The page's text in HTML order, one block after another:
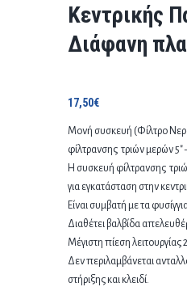
Κεντρικής
Διάφανη
17,50€
Μονή συσκευή (Φίλτρο
φίλτρανσης τριών μερών 5″
Η συσκευή φίλτρανσης
για εγκατάσταση στην
Είναι συμβατή με τα
Διαθέτει βαλβίδα
Μέγιστη πίεση λειτουργίας
Δεν περιλαμβάνεται
στήριξης και κλειδί.